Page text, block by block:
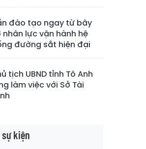
đào tạo ngay từ bây
nhân lực vận hành hệ
đường sắt hiện đại
tịch UBND tỉnh Tô Anh
làm việc với Sở Tài
sự kiện